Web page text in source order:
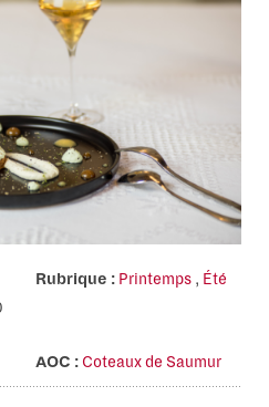
Rubrique : Printemps , Été
AOC : Coteaux de Saumur